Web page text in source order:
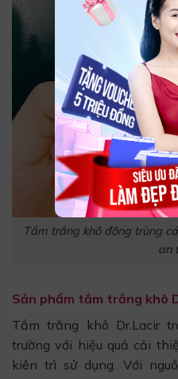
Tắm trắng khô đông trùng
an
Sản phẩm tắm trắng khô
Tắm trắng khô Dr.Lacir
trường với hiệu quả cải
kiên trì sử dụng. Với